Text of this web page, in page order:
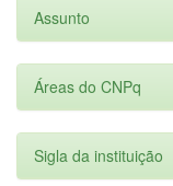
Assunto
Áreas do CNPq
Sigla da instituição